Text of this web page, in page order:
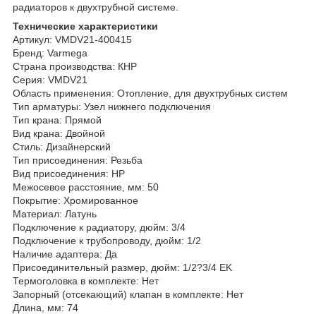
радиаторов к двухтрубной системе.
Технические характеристики
Артикул: VMDV21-400415
Бренд: Varmega
Страна производства: КНР
Серия: VMDV21
Область применения: Отопление, для двухтрубных систем
Тип арматуры: Узел нижнего подключения
Тип крана: Прямой
Вид крана: Двойной
Стиль: Дизайнерский
Тип присоединения: Резьба
Вид присоединения: НР
Межосевое расстояние, мм: 50
Покрытие: Хромированное
Материал: Латунь
Подключение к радиатору, дюйм: 3/4
Подключение к трубопроводу, дюйм: 1/2
Наличие адаптера: Да
Присоединительный размер, дюйм: 1/2?3/4 EK
Термоголовка в комплекте: Нет
Запорный (отсекающий) клапан в комплекте: Нет
Длина, мм: 74